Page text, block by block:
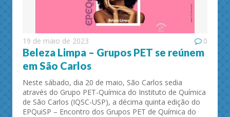
19 de maio de 2023 0
Beleza Limpa – Grupos PET se reúnem
em São Carlos
Neste sábado, dia 20 de maio, São Carlos sedia
através do Grupo PET-Química do Instituto de Química
de São Carlos (IQSC-USP), a décima quinta edição do
EPQuiSP – Encontro dos Grupos PET de Química do